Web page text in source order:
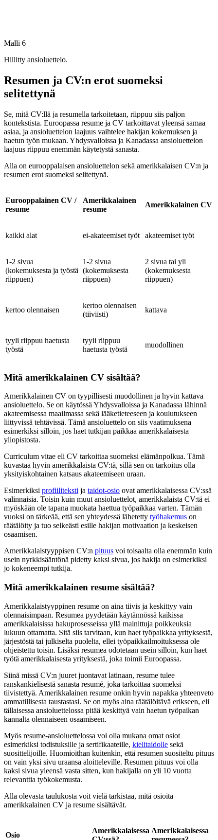
Malli 6
Hillitty ansioluettelo.
Resumen ja CV:n erot suomeksi
selitettynä
Se, mitä CV:llä ja resumella tarkoitetaan, riippuu siis paljon
kontekstista. Euroopassa resume ja CV tarkoittavat yleensä samaa
asiaa, ja ansioluettelon laajuus vaihtelee hakijan kokemuksen ja
haetun työn mukaan. Yhdysvalloissa ja Kanadassa ansioluettelon
laajuus riippuu enemmän käytetystä sanasta.
Alla on eurooppalaisen ansioluettelon sekä amerikkalaisen CV:n ja
resumen erot suomeksi selitettynä.
Eurooppalainen CV /
resume
Amerikkalainen
resume
Amerikkalainen CV
kaikki alat ei-akateemiset työt akateemiset työt
1-2 sivua
(kokemuksesta ja työstä
riippuen)
1-2 sivua
(kokemuksesta
riippuen)
2 sivua tai yli
(kokemuksesta
riippuen)
kertoo olennaisen
kertoo olennaisen
(tiiviisti)
kattava
tyyli riippuu haetusta
työstä
tyyli riippuu
haetusta työstä
muodollinen
Mitä amerikkalainen CV sisältää?
Amerikkalainen CV on tyypillisesti muodollinen ja hyvin kattava
ansioluettelo. Se on käytössä Yhdysvalloissa ja Kanadassa lähinnä
akateemisessa maailmassa sekä lääketieteeseen ja koulutukseen
liittyvissä tehtävissä. Tämä ansioluettelo on siis vaatimuksena
esimerkiksi silloin, jos haet tutkijan paikkaa amerikkalaisesta
yliopistosta.
Curriculum vitae eli CV tarkoittaa suomeksi elämänpolkua. Tämä
kuvastaa hyvin amerikkalaista CV:tä, sillä sen on tarkoitus olla
yksityiskohtainen katsaus akateemiseen uraan.
Esimerkiksi profiiliteksti ja taidot-osio ovat amerikkalaisessa CV:ssä
valinnaisia. Toisin kuin muut ansioluettelot, amerikkalaista CV:tä ei
myöskään ole tapana muokata haettua työpaikkaa varten. Tämän
vuoksi on tärkeää, että sen yhteydessä lähetetty työhakemus on
räätälöity ja tuo selkeästi esille hakijan motivaation ja keskeisen
osaamisen.
Amerikkalaistyyppisen CV:n pituus voi toisaalta olla enemmän kuin
usein nyrkkisääntönä pidetty kaksi sivua, jos hakija on esimerkiksi
jo kokeneempi tutkija.
Mitä amerikkalainen resume sisältää?
Amerikkalaistyyppinen resume on aina tiivis ja keskittyy vain
olennaisimpaan. Resumea pyydetään käytännössä kaikissa
amerikkalaisissa hakuprosesseissa yllä mainittuja poikkeuksia
lukuun ottamatta. Sitä siis tarvitaan, kun haet työpaikkaa yrityksestä,
järjestöstä tai julkiselta puolelta, ellei työpaikkailmoituksessa ole
ohjeistettu toisin. Lisäksi resumea odotetaan usein silloin, kun haet
työtä amerikkalaisesta yrityksestä, joka toimii Euroopassa.
Siinä missä CV:n juuret juontavat latinaan, resume tulee
ranskankielisestä sanasta resumé, joka tarkoittaa suomeksi
tiivistettyä. Amerikkalainen resume onkin hyvin napakka yhteenveto
ammatillisesta taustastasi. Se on myös aina räätälöitävä erikseen, eli
tällaisessa ansioluettelossa pitää keskittyä vain haetun työpaikan
kannalta olennaiseen osaamiseen.
Myös resume-ansioluettelossa voi olla mukana omat osiot
esimerkiksi todistuksille ja sertifikaateille, kielitaidolle sekä
suosittelijoille. Huomioithan kuitenkin, että resumen suositeltu pituus
on vain yksi sivu uraansa aloitteleville. Resumen pituus voi olla
kaksi sivua yleensä vasta sitten, kun hakijalla on yli 10 vuotta
relevanttia työkokemusta.
Alla olevasta taulukosta voit vielä tarkistaa, mitä osioita
amerikkalainen CV ja resume sisältävät.
Osio
Amerikkalaisessa Amerikkalaisessa